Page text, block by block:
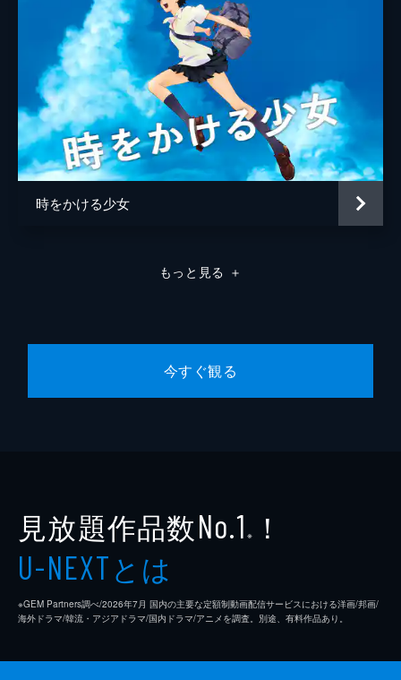
時をかける少女
もっと見る ＋
今すぐ観る
見放題作品数No.1 ※ ！
U-NEXTとは
※GEM Partners調べ/2026年7⽉ 国内の主要な定額制動画配信サービスにおける洋画/邦画/
海外ドラマ/韓流・アジアドラマ/国内ドラマ/アニメを調査。別途、有料作品あり。